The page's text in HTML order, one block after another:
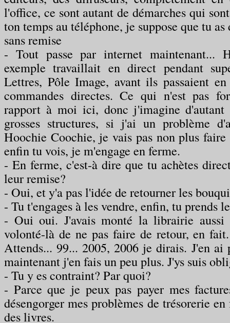
l'office, ce sont autant de démarches qui
ton temps au téléphone, je suppose que tu
sans remise
- Tout passe par internet maintenant...
exemple travaillait en direct pendant
Lettres, Pôle Image, avant ils passaient
commandes directes. Ce qui n'est pas
rapport à moi ici, donc j'imagine
grosses structures, si j'ai un problème
Hoochie Coochie, je vais pas non plus faire
enfin tu vois, je m'engage en ferme.
- En ferme, c'est-à dire que tu achètes
leur remise?
- Oui, et y'a pas l'idée de retourner les
- Tu t'engages à les vendre, enfin, tu prends
- Oui oui. J'avais monté la librairie aussi
volonté-là de ne pas faire de retour, en
Attends... 99... 2005, 2006 je dirais. J'en ai
maintenant j'en fais un peu plus. J'ys suis
- Tu y es contraint? Par quoi?
- Parce que je peux pas payer mes
désengorger mes problèmes de trésorerie
des livres.